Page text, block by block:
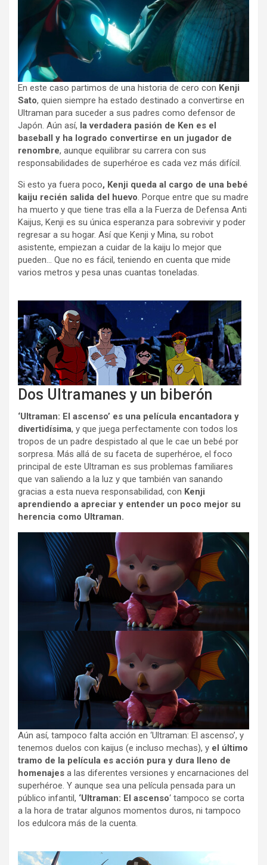
En este caso partimos de una historia de cero con Kenji
Sato, quien siempre ha estado destinado a convertirse en
Ultraman para suceder a sus padres como defensor de
Japón. Aún así, la verdadera pasión de Ken es el
baseball y ha logrado convertirse en un jugador de
renombre, aunque equilibrar su carrera con sus
responsabilidades de superhéroe es cada vez más difícil.
Si esto ya fuera poco, Kenji queda al cargo de una bebé
kaiju recién salida del huevo. Porque entre que su madre
ha muerto y que tiene tras ella a la Fuerza de Defensa Anti
Kaijus, Kenji es su única esperanza para sobrevivir y poder
regresar a su hogar. Así que Kenji y Mina, su robot
asistente, empiezan a cuidar de la kaiju lo mejor que
pueden… Que no es fácil, teniendo en cuenta que mide
varios metros y pesa unas cuantas toneladas.
Dos Ultramanes y un biberón
‘Ultraman: El ascenso’ es una película encantadora y
divertidísima, y que juega perfectamente con todos los
tropos de un padre despistado al que le cae un bebé por
sorpresa. Más allá de su faceta de superhéroe, el foco
principal de este Ultraman es sus problemas familiares
que van saliendo a la luz y que también van sanando
gracias a esta nueva responsabilidad, con Kenji
aprendiendo a apreciar y entender un poco mejor su
herencia como Ultraman.
Aún así, tampoco falta acción en ‘Ultraman: El ascenso’, y
tenemos duelos con kaijus (e incluso mechas), y el último
tramo de la película es acción pura y dura lleno de
homenajes a las diferentes versiones y encarnaciones del
superhéroe. Y aunque sea una película pensada para un
público infantil, ‘Ultraman: El ascenso‘ tampoco se corta
a la hora de tratar algunos momentos duros, ni tampoco
los edulcora más de la cuenta.